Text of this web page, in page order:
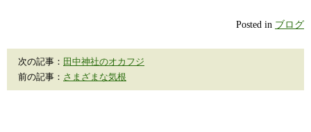
Posted in ブログ
次の記事： 田中神社のオカフジ
前の記事： さまざまな気根